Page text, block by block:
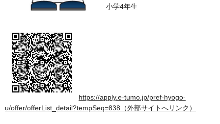
小学4年生
https://apply.e-tumo.jp/pref-hyogo-
u/offer/offerList_detail?tempSeq=838（外部サイトへリンク）